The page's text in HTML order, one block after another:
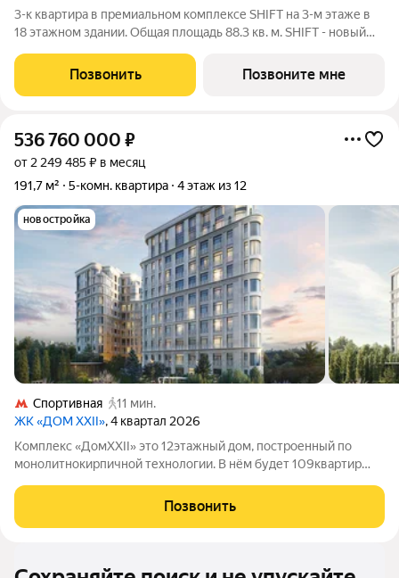
3-к квартира в премиальном комплексе SHIFT на 3-м этаже в
18 этажном здании. Общая площадь 88.3 кв. м. SHIFT - новый
районе, в 300 м от Нескучного сада. Главная особенность
проекта - 5 башен, в
Позвонить Позвоните мне
536 760 000 ₽
от 2 249 485 ₽ в месяц
191,7 м²
5-комн. квартира 4 этаж из 12
новостройка
Спортивная
11 мин.
ЖК «ДОМ XXII», 4 квартал 2026
Комплекс «ДомXXII» это 12этажный дом, построенный по
монолитнокирпичной технологии. В нём будет 109квартир
террасами и пентхаусами. Потолки в квартирах достаточно
Позвонить